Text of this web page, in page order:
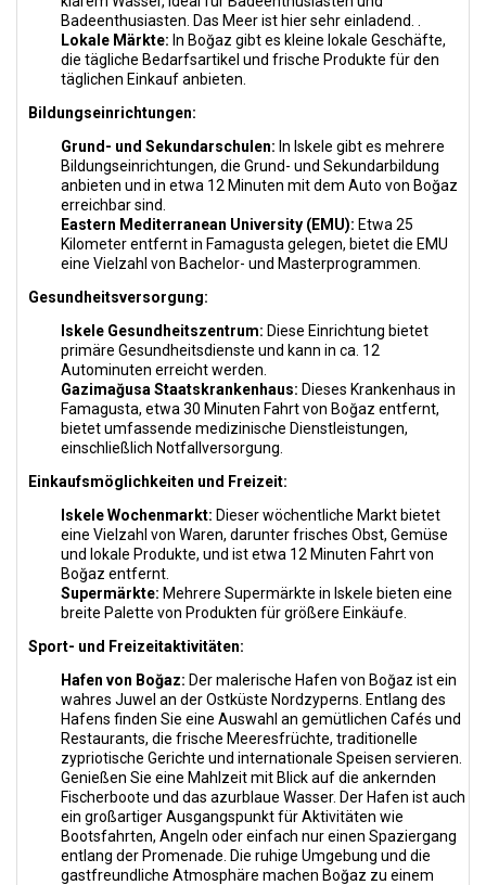
Badeenthusiasten. Das Meer ist hier sehr einladend. .
Lokale Märkte: In Boğaz gibt es kleine lokale Geschäfte,
die tägliche Bedarfsartikel und frische Produkte für den
täglichen Einkauf anbieten.
Bildungseinrichtungen:
Grund- und Sekundarschulen: In Iskele gibt es mehrere
Bildungseinrichtungen, die Grund- und Sekundarbildung
anbieten und in etwa 12 Minuten mit dem Auto von Boğaz
erreichbar sind.
Eastern Mediterranean University (EMU): Etwa 25
Kilometer entfernt in Famagusta gelegen, bietet die EMU
eine Vielzahl von Bachelor- und Masterprogrammen.
Gesundheitsversorgung:
Iskele Gesundheitszentrum: Diese Einrichtung bietet
primäre Gesundheitsdienste und kann in ca. 12
Autominuten erreicht werden.
Gazimağusa Staatskrankenhaus: Dieses Krankenhaus in
Famagusta, etwa 30 Minuten Fahrt von Boğaz entfernt,
bietet umfassende medizinische Dienstleistungen,
einschließlich Notfallversorgung.
Einkaufsmöglichkeiten und Freizeit:
Iskele Wochenmarkt: Dieser wöchentliche Markt bietet
eine Vielzahl von Waren, darunter frisches Obst, Gemüse
und lokale Produkte, und ist etwa 12 Minuten Fahrt von
Boğaz entfernt.
Supermärkte: Mehrere Supermärkte in Iskele bieten eine
breite Palette von Produkten für größere Einkäufe.
Sport- und Freizeitaktivitäten:
Hafen von Boğaz: Der malerische Hafen von Boğaz ist ein
wahres Juwel an der Ostküste Nordzyperns. Entlang des
Hafens finden Sie eine Auswahl an gemütlichen Cafés und
Restaurants, die frische Meeresfrüchte, traditionelle
zypriotische Gerichte und internationale Speisen servieren.
Genießen Sie eine Mahlzeit mit Blick auf die ankernden
Fischerboote und das azurblaue Wasser. Der Hafen ist auch
ein großartiger Ausgangspunkt für Aktivitäten wie
Bootsfahrten, Angeln oder einfach nur einen Spaziergang
entlang der Promenade. Die ruhige Umgebung und die
gastfreundliche Atmosphäre machen Boğaz zu einem